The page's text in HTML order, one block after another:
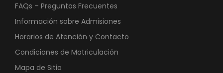
FAQs – Preguntas Frecuentes
Información sobre Admisiones
Horarios de Atención y Contacto
Condiciones de Matriculación
Mapa de Sitio